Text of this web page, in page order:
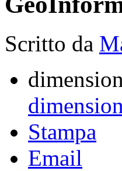
Scritto da
Stampa
Email